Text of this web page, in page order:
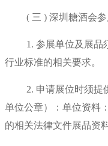
( 三 ) 深圳 糖酒会
1. 参展单位及展品
行业标准的相关要求。
2. 申请展位时须提
单位公章）：单位资料
的相关法律文件展品资